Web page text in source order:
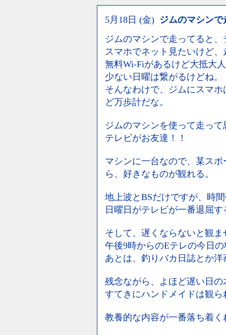
5月18日 (金) ジムのマシン
ジムのマシンで走ってると
スマホでネット見たいけど
無料Wi-Fiがあるけど大抵大
少ない日曜は繋がるけどね。
そんなわけで、ジムにスマ
ど万歩計だな。
ジムのマシンを使って走って
テレビがお友達！！
マシンに一台なので、某ス
ら、好きなものが観れる。
地上波とBSだけですが、時
日曜日がテレビが一番退屈す
そして、遅くならないと観ま
午後9時からのEテレの今日
あとは、釣りバカ日誌とか
残念ながら、よほど遅い日
すてきにハンドメイドは観
教養的な内容が一番落ち着く